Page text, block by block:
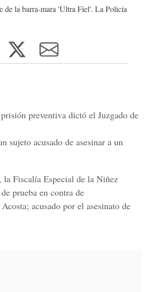
de la barra-mara 'Ultra Fiel'. La Policía
preventiva dictó el Juzgado de
sujeto acusado de asesinar a un
Fiscalía Especial de la Niñez
prueba en contra de
acusado por el asesinato de